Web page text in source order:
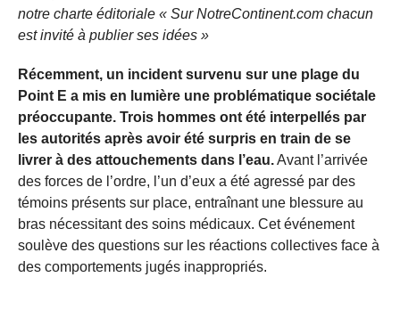
notre charte éditoriale « Sur NotreContinent.com chacun
est invité à publier ses idées »
Récemment, un incident survenu sur une plage du
Point E a mis en lumière une problématique sociétale
préoccupante. Trois hommes ont été interpellés par
les autorités après avoir été surpris en train de se
livrer à des attouchements dans l’eau.Avant l’arrivée
des forces de l’ordre, l’un d’eux a été agressé par des
témoins présents sur place, entraînant une blessure au
bras nécessitant des soins médicaux. Cet événement
soulève des questions sur les réactions collectives face à
des comportements jugés inappropriés.